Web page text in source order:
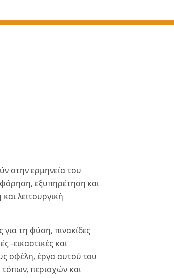
στην ερμηνεία του
εξυπηρέτηση και
λειτουργική
τη φύση, πινακίδες
-εικαστικές και
οφέλη, έργα αυτoύ του
τόπων, περιοχών και